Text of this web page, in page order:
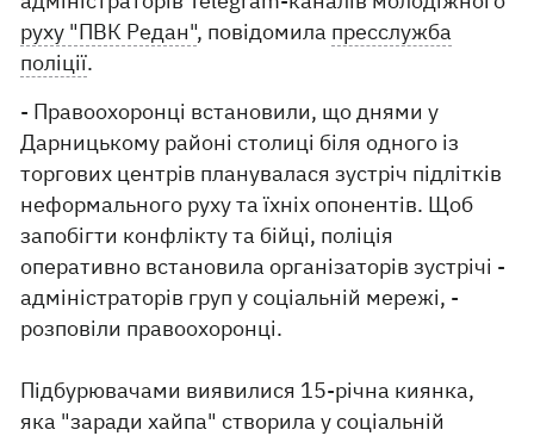
руху "ПВК Редан", повідомила пресслужба
поліції.
- Правоохоронці встановили, що днями у
Дарницькому районі столиці біля одного із
торгових центрів планувалася зустріч підлітків
неформального руху та їхніх опонентів. Щоб
запобігти конфлікту та бійці, поліція
оперативно встановила організаторів зустрічі -
адміністраторів груп у соціальній мережі, -
розповіли правоохоронці.
Підбурювачами виявилися 15-річна киянка,
яка "заради хайпа" створила у соціальній